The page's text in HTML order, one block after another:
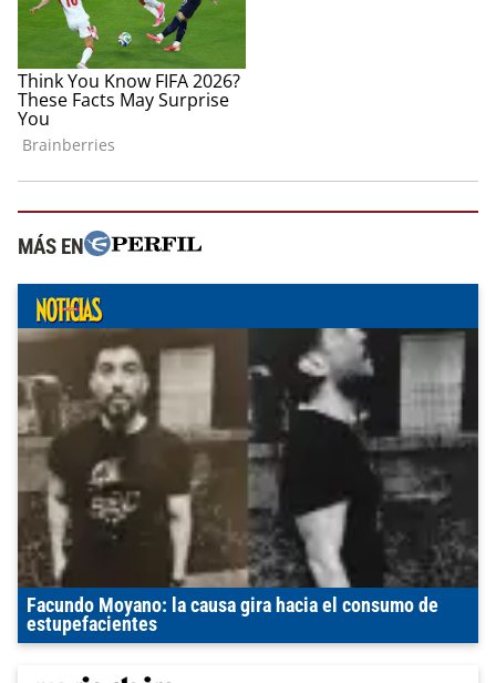
MÁS EN
Facundo Moyano: la causa gira hacia el consumo de
estupefacientes